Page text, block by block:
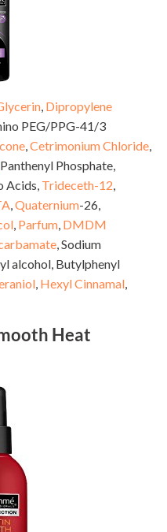
Dipropylene
PEG/PPG-41/3
Cetrimonium Chloride
Panthenyl Phosphate,
Acids, Trideceth-12
Quaternium-26,
Parfum DMDM
, Sodium
alcohol, Butylphenyl
Hexyl Cinnamal
Heat